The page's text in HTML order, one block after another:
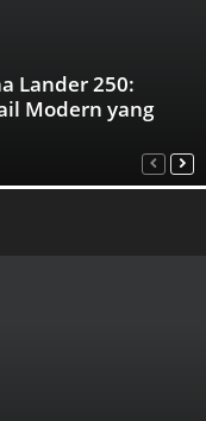
Lander 250:
Modern yang